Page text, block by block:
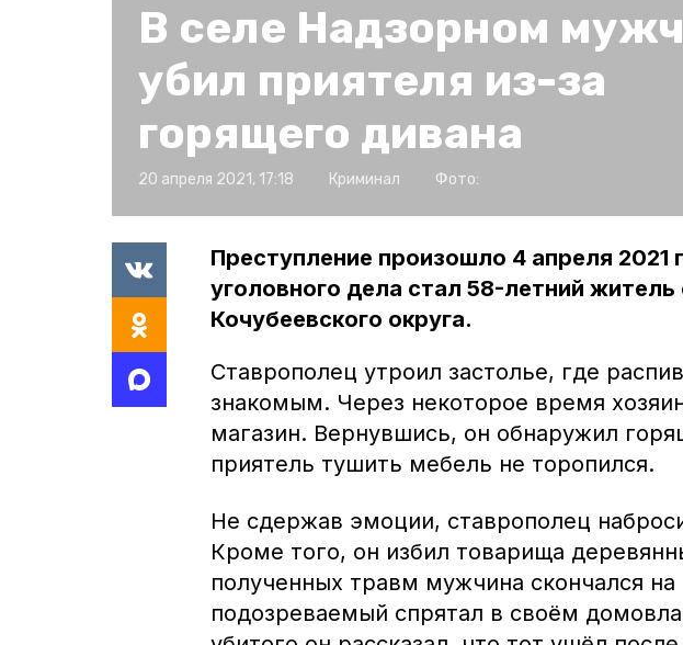
В селе Надзорном
убил приятеля из-за
горящего дивана
20 апреля 2021, 17:18 Криминал Фото:
Преступление произошло 4 апреля 2021
уголовного дела стал 58-летний
Кочубеевского округа.
Ставрополец утроил застолье, где
знакомым. Через некоторое время
магазин. Вернувшись, он обнаружил
приятель тушить мебель не торопился.
Не сдержав эмоции, ставрополец
Кроме того, он избил товарища
полученных травм мужчина скончался на
подозреваемый спрятал в своём